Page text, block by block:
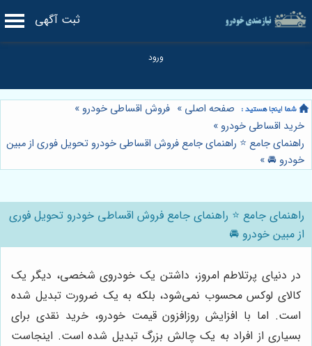
ثبت آگهی
صفحه اصلی » فروش اقساطی خودرو »
خرید اقساطی خودرو »
راهنمای جامع ⭐️ راهنمای جامع فروش اقساطی خودرو تحویل فوری از مبین
خودرو 🚘»
راهنمای جامع ⭐️ راهنمای جامع فروش اقساطی خودرو تحویل فوری
از مبین خودرو 🚘
در دنیای پرتلاطم امروز، داشتن یک خودروی شخصی، دیگر یک
کالای لوکس محسوب نمی‌شود، بلکه به یک ضرورت تبدیل شده
است. اما با افزایش روزافزون قیمت خودرو، خرید نقدی برای
بسیاری از افراد به یک چالش بزرگ تبدیل شده است. اینجاست